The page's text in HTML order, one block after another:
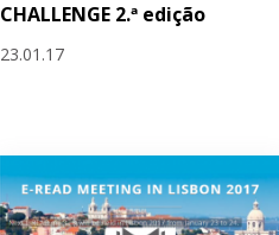
CHALLENGE 2.ª edição
23.01.17